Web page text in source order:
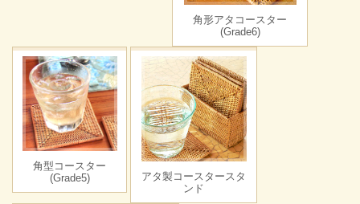
角形アタコースター
(Grade6)
角型コースター
(Grade5)
アタ製コースタースタ
ンド